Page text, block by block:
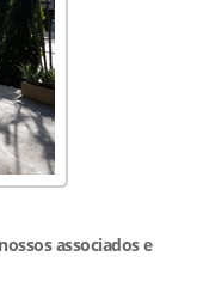
associados e